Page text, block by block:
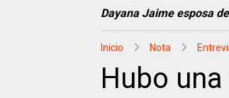
Dayana Jaime esposa
Inicio Nota
Hubo